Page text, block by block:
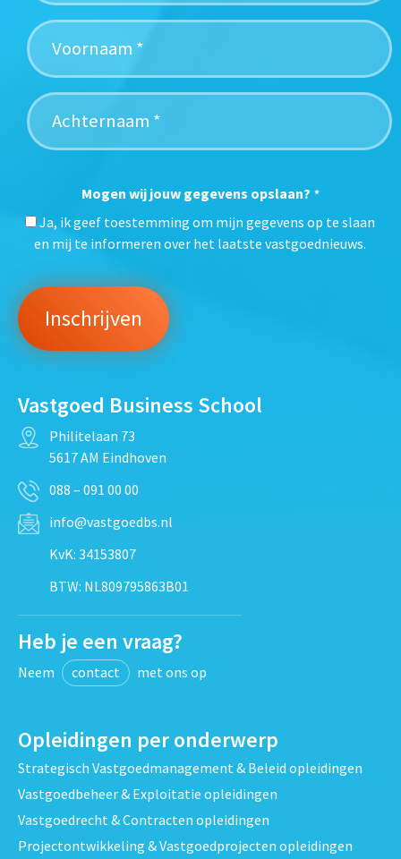
Mogen wij jouw gegevens opslaan? *
Ja, ik geef toestemming om mijn gegevens op te slaan
en mij te informeren over het laatste vastgoednieuws.
Vastgoed Business School
Philitelaan 73
5617 AM Eindhoven
088 – 091 00 00
info@vastgoedbs.nl
KvK: 34153807
BTW: NL809795863B01
Heb je een vraag?
Neem contact met ons op
Opleidingen per onderwerp
Strategisch Vastgoedmanagement & Beleid opleidingen
Vastgoedbeheer & Exploitatie opleidingen
Vastgoedrecht & Contracten opleidingen
Projectontwikkeling & Vastgoedprojecten opleidingen